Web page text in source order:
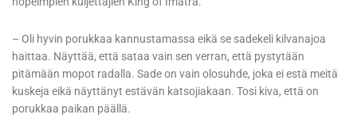
– Oli hyvin porukkaa kannustamassa eikä se sadekeli kilvanajoa
haittaa. Näyttää, että sataa vain sen verran, että pystytään
pitämään mopot radalla. Sade on vain olosuhde, joka ei estä meitä
kuskeja eikä näyttänyt estävän katsojiakaan. Tosi kiva, että on
porukkaa paikan päällä.